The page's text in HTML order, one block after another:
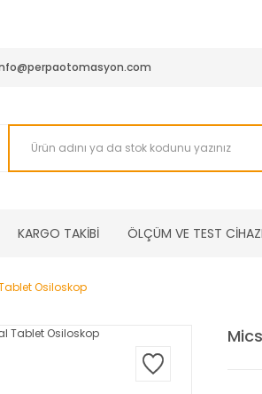
KARGO TAKİBİ ÖLÇÜM VE TEST
Osiloskop